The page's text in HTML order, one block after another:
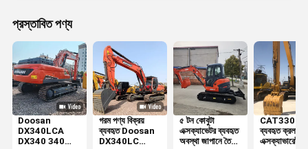
প্রস্তাবিত পণ্য
Doosan
DX340LCA
DX340 340
গরম পণ্য বিক্রয়
ব্যবহৃত Doosan
DX340LC
৫ টন কোবুটা
এক্সক্যাভেটর ব্যবহৃত
অবস্থা জাপানে তৈরি
CAT330 30
ব্যবহৃত ক্রলার
এক্সক্যাভারেটর